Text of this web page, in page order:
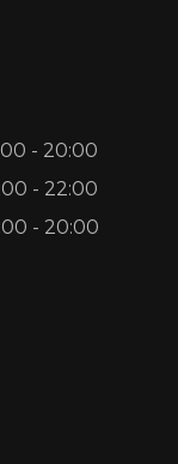
- 20:00
- 22:00
- 20:00